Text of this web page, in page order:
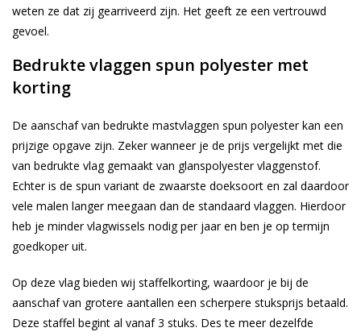
weten ze dat zij gearriveerd zijn. Het geeft ze een vertrouwd
gevoel.
Bedrukte vlaggen spun polyester met
korting
De aanschaf van bedrukte mastvlaggen spun polyester kan een
prijzige opgave zijn. Zeker wanneer je de prijs vergelijkt met die
van bedrukte vlag gemaakt van glanspolyester vlaggenstof.
Echter is de spun variant de zwaarste doeksoort en zal daardoor
vele malen langer meegaan dan de standaard vlaggen. Hierdoor
heb je minder vlagwissels nodig per jaar en ben je op termijn
goedkoper uit.
Op deze vlag bieden wij staffelkorting, waardoor je bij de
aanschaf van grotere aantallen een scherpere stuksprijs betaald.
Deze staffel begint al vanaf 3 stuks. Des te meer dezelfde